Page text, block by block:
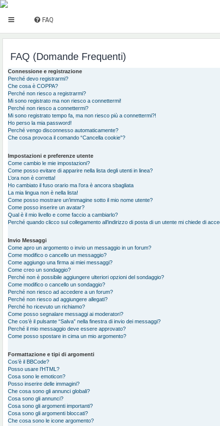
FAQ
FAQ (Domande Frequenti)
Connessione e registrazione
Perché devo registrarmi?
Che cosa è COPPA?
Perché non riesco a registrarmi?
Mi sono registrato ma non riesco a connettermi!
Perché non riesco a connettermi?
Mi sono registrato tempo fa, ma non riesco più a connettermi?!
Ho perso la mia password!
Perché vengo disconnesso automaticamente?
Che cosa provoca il comando “Cancella cookie”?
Impostazioni e preferenze utente
Come cambio le mie impostazioni?
Come posso evitare di apparire nella lista degli utenti in linea?
L’ora non è corretta!
Ho cambiato il fuso orario ma l’ora è ancora sbagliata
La mia lingua non è nella lista!
Come posso mostrare un’immagine sotto il mio nome utente?
Come posso inserire un avatar?
Qual è il mio livello e come faccio a cambiarlo?
Perché quando clicco sul collegamento all’indirizzo di posta di un utente mi chiede di
Invio Messaggi
Come apro un argomento o invio un messaggio in un forum?
Come modifico o cancello un messaggio?
Come aggiungo una firma ai miei messaggi?
Come creo un sondaggio?
Perché non è possibile aggiungere ulteriori opzioni del sondaggio?
Come modifico o cancello un sondaggio?
Perché non riesco ad accedere a un forum?
Perché non riesco ad aggiungere allegati?
Perché ho ricevuto un richiamo?
Come posso segnalare messaggi ai moderatori?
Che cos’è il pulsante “Salva” nella finestra di invio dei messaggi?
Perché il mio messaggio deve essere approvato?
Come posso spostare in cima un mio argomento?
Formattazione e tipi di argomenti
Cos’è il BBCode?
Posso usare l’HTML?
Cosa sono le emoticon?
Posso inserire delle immagini?
Che cosa sono gli annunci globali?
Cosa sono gli annunci?
Cosa sono gli argomenti importanti?
Cosa sono gli argomenti bloccati?
Che cosa sono le icone argomento?